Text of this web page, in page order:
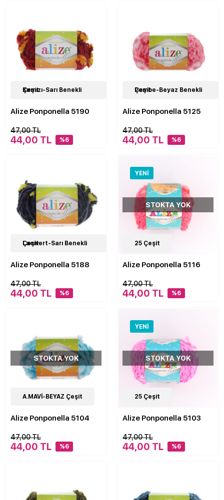
24Çeşit
Kırmızı-Sarı Benekli Çeşit
Alize Ponponella 5190
47,00 TL
44,00 TL %6
24Çeşit
Pembe-Beyaz Benekli Çeşit
Alize Ponponella 5125
47,00 TL
44,00 TL %6
24Çeşit
Lacivert-Sarı Benekli Çeşit
Alize Ponponella 5188
47,00 TL
44,00 TL %6
YENI
25 Çeşit
STOKTA YOK
Alize Ponponella 5116
47,00 TL
44,00 TL %6
24Çeşit
STOKTA YOK
A.MAVİ-BEYAZ Çeşit
Alize Ponponella 5104
47,00 TL
44,00 TL %6
YENI
25 Çeşit
STOKTA YOK
Alize Ponponella 5103
47,00 TL
44,00 TL %6